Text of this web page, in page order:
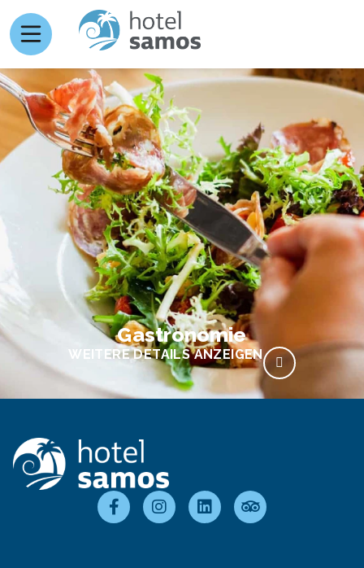
Gastronomie
WEITERE DETAILS ANZEIGEN